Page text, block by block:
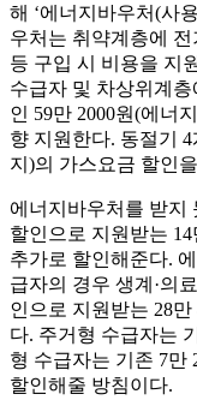
해 ‘에너지바우처(사
우처는 취약계층에
등 구입 시 비용을 지
수급자 및 차상위계
인 59만 2000원(에너
향 지원한다. 동절기
지)의 가스요금 할인
에너지바우처를 받지
할인으로 지원받는
추가로 할인해준다.
급자의 경우 생계·의
인으로 지원받는 28
다. 주거형 수급자는
형 수급자는 기존 7만
할인해줄 방침이다.